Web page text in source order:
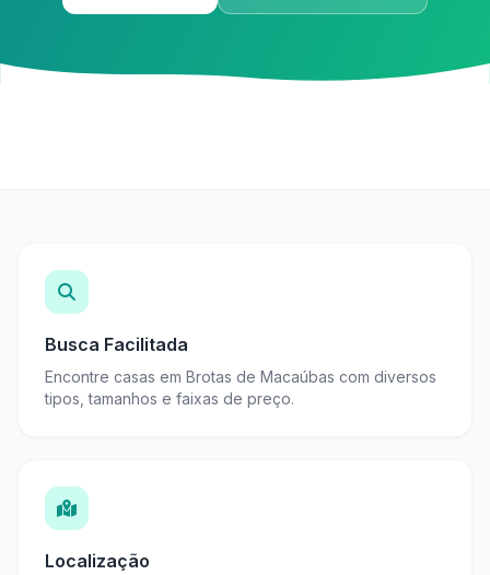
Busca Facilitada
Encontre casas em Brotas de Macaúbas com diversos
tipos, tamanhos e faixas de preço.
Localização